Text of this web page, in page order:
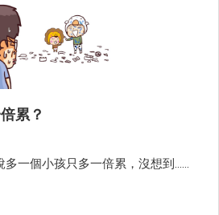
累？
一個小孩只多一倍累，沒想到……